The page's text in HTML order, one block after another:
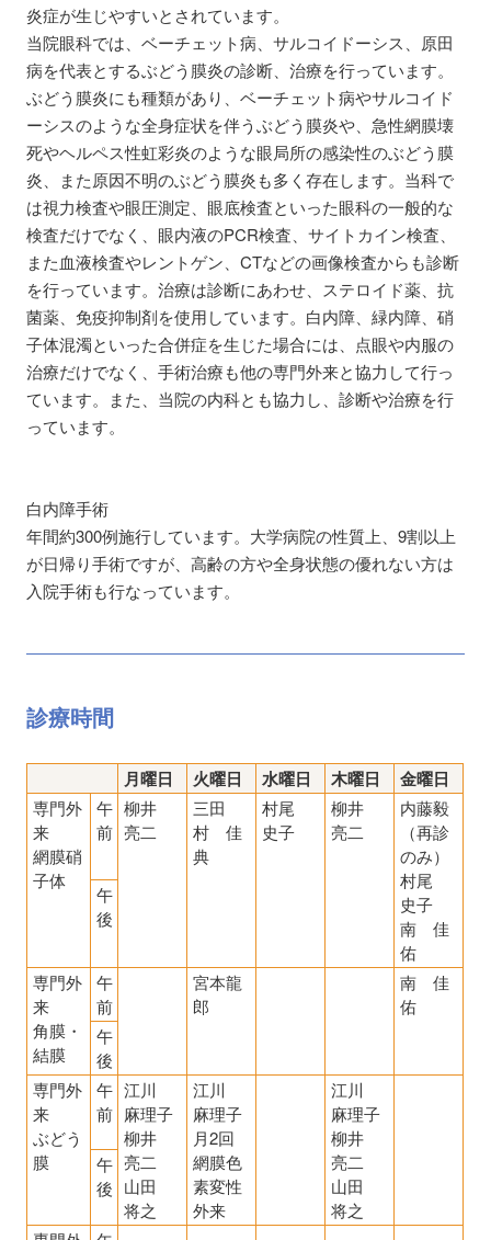
炎症が生じやすいとされています。
当院眼科では、ベーチェット病、サルコイドーシス、原田
病を代表とするぶどう膜炎の診断、治療を行っています。
ぶどう膜炎にも種類があり、ベーチェット病やサルコイド
ーシスのような全身症状を伴うぶどう膜炎や、急性網膜壊
死やヘルペス性虹彩炎のような眼局所の感染性のぶどう膜
炎、また原因不明のぶどう膜炎も多く存在します。当科で
は視力検査や眼圧測定、眼底検査といった眼科の一般的な
検査だけでなく、眼内液のPCR検査、サイトカイン検査、
また血液検査やレントゲン、CTなどの画像検査からも診断
を行っています。治療は診断にあわせ、ステロイド薬、抗
菌薬、免疫抑制剤を使用しています。白内障、緑内障、硝
子体混濁といった合併症を生じた場合には、点眼や内服の
治療だけでなく、手術治療も他の専門外来と協力して行っ
ています。また、当院の内科とも協力し、診断や治療を行
っています。
白内障手術
年間約300例施行しています。大学病院の性質上、9割以上
が日帰り手術ですが、高齢の方や全身状態の優れない方は
入院手術も行なっています。
診療時間
月曜日 火曜日 水曜日 木曜日 金曜日
専門外
来
網膜硝
子体
午
前
柳井
亮二
三田
村 佳
典
村尾
史子
柳井
亮二
内藤毅
（再診
のみ）
村尾
史子
南 佳
佑
午
後
専門外
来
角膜・
結膜
午
前
宮本龍
郎
南 佳
佑
午
後
専門外
来
ぶどう
膜
午
前
江川
麻理子
柳井
亮二
山田
将之
江川
麻理子
月2回
網膜色
素変性
外来
江川
麻理子
柳井
亮二
山田
将之
午
後